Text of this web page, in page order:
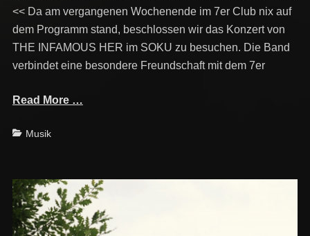
<< Da am vergangenen Wochenende im 7er Club nix auf
dem Programm stand, beschlossen wir das Konzert von
THE INFAMOUS HER im SOKU zu besuchen. Die Band
verbindet eine besondere Freundschaft mit dem 7er
Read More …
Categories
Musik